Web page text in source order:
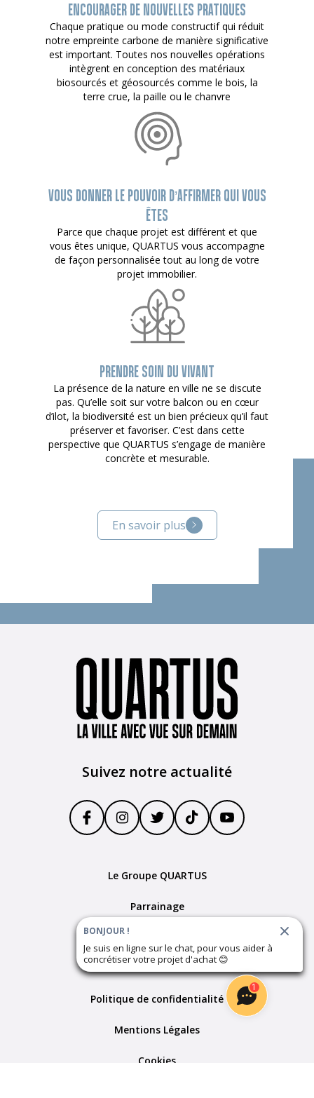
ENCOURAGER DE NOUVELLES PRATIQUES
Chaque pratique ou mode constructif qui réduit
notre empreinte carbone de manière significative
est important. Toutes nos nouvelles opérations
intègrent en conception des matériaux
biosourcés et géosourcés comme le bois, la
terre crue, la paille ou le chanvre
VOUS DONNER LE POUVOIR D’AFFIRMER QUI VOUS
ÊTES
Parce que chaque projet est différent et que
vous êtes unique, QUARTUS vous accompagne
de façon personnalisée tout au long de votre
projet immobilier.
PRENDRE SOIN DU VIVANT
La présence de la nature en ville ne se discute
pas. Qu’elle soit sur votre balcon ou en cœur
d’ilot, la biodiversité est un bien précieux qu’il faut
préserver et favoriser. C’est dans cette
perspective que QUARTUS s’engage de manière
concrète et mesurable.
En savoir plus
Suivez notre actualité
Le Groupe QUARTUS
Parrainage
Devenir partenaire
Plan du site
Politique de confidentialité
Mentions Légales
Cookies
1
BONJOUR !
Je suis en ligne sur le chat, pour vous aider à
concrétiser votre projet d'achat 😊